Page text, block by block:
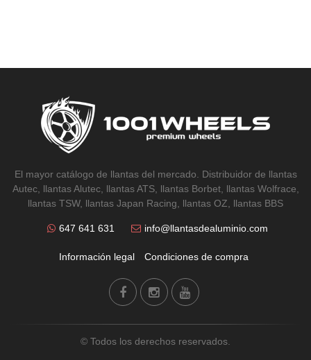
El mayor catálogo de llantas del mercado. Distribuidor de llantas
Autec, llantas Alutec, llantas ATS, llantas Borbet, llantas Wolfrace,
llantas TSW, llantas Japan Racing, llantas OZ, llantas BBS
647 641 631 info@llantasdealuminio.com
Información legal Condiciones de compra
© Todos los derechos reservados.